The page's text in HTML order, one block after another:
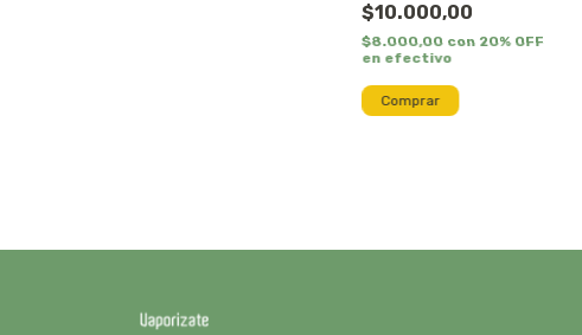
$10.000,00
$8.000,00 con 20% OFF
en efectivo
Comprar